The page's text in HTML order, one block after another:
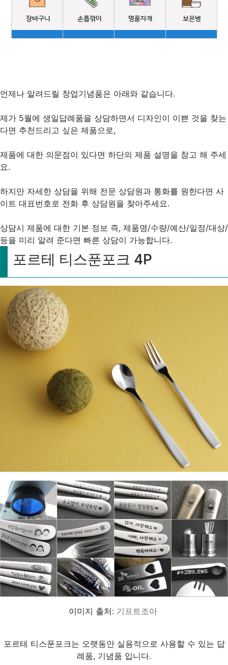
언제나 알려드릴 창업기념품은 아래와 같습니다.
제가 5월에 생일답례품을 상담하면서 디자인이 이쁜 것을 찾는
다면 추천드리고 싶은 제품으로,
제품에 대한 의문점이 있다면 하단의 제품 설명을 참고 해 주세
요.
하지만 자세한 상담을 위해 전문 상담원과 통화를 원한다면 사
이트 대표번호로 전화 후 상담원을 찾아주세요.
상담시 제품에 대한 기본 정보 즉, 제품명/수량/예산/일정/대상/
등을 미리 알려 준다면 빠른 상담이 가능합니다.
포르테 티스푼포크 4P
이미지 출처: 기프트조아
포르테 티스푼포크는 오랫동안 실용적으로 사용할 수 있는 답
례품, 기념품 입니다.